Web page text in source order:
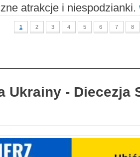
atrakcje i niespodzianki.
1 2 3 4 5 6 7 8
Ukrainy - Diecezja